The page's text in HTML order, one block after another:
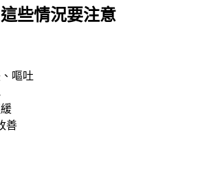
些情況要注意
嘔吐
善